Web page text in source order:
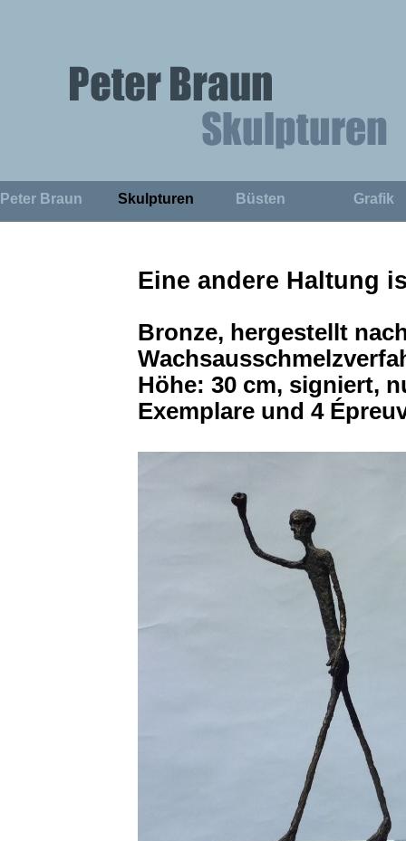
Peter Braun Skulpturen ▼
Büsten ▼
Grafik
Eine andere Haltung
Bronze, hergestellt
Höhe: 30 cm, signiert,
Exemplare und 4